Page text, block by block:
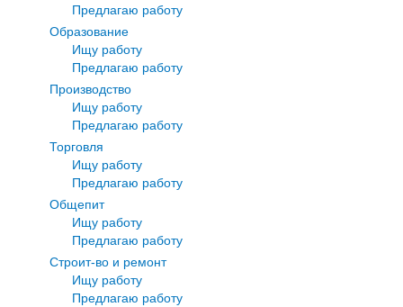
Предлагаю работу
Образование
Ищу работу
Предлагаю работу
Производство
Ищу работу
Предлагаю работу
Торговля
Ищу работу
Предлагаю работу
Общепит
Ищу работу
Предлагаю работу
Строит-во и ремонт
Ищу работу
Предлагаю работу